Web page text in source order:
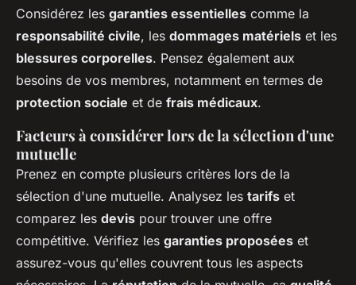
Considérez les garanties essentielles comme la
responsabilité civile, les dommages matériels et les
blessures corporelles. Pensez également aux
besoins de vos membres, notamment en termes de
protection sociale et de frais médicaux.
Facteurs à considérer lors de la sélection d'une
mutuelle
Prenez en compte plusieurs critères lors de la
sélection d'une mutuelle. Analysez les tarifs et
comparez les devis pour trouver une offre
compétitive. Vérifiez les garanties proposées et
assurez-vous qu'elles couvrent tous les aspects